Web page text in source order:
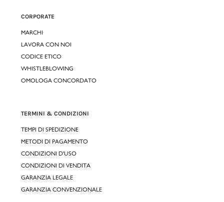
CORPORATE
MARCHI
LAVORA CON NOI
CODICE ETICO
WHISTLEBLOWING
OMOLOGA CONCORDATO
TERMINI & CONDIZIONI
TEMPI DI SPEDIZIONE
METODI DI PAGAMENTO
CONDIZIONI D'USO
CONDIZIONI DI VENDITA
GARANZIA LEGALE
GARANZIA CONVENZIONALE